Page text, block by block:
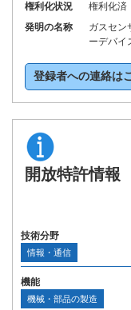
権利化状況
権利化済
発明の名称
ガスセン
ーデバイ
登録者への連絡は
開放特許情報
技術分野
情報・通信
機能
機械・部品の製造